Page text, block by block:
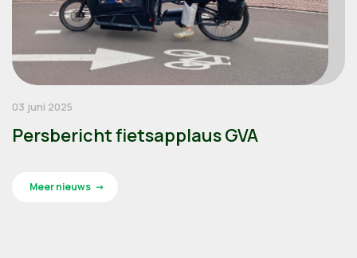
03 juni 2025
Persbericht fietsapplaus GVA
Meer nieuws